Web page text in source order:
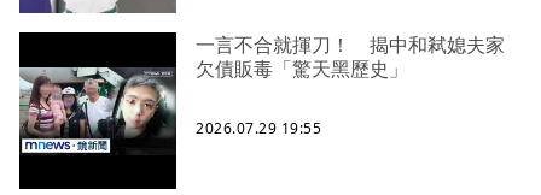
一言不合就揮刀！ 揭中和弒媳夫家
欠債販毒「驚天黑歷史」
2026.07.29 19:55